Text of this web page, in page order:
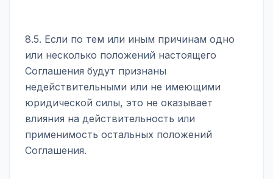
8.5. Если по тем или иным причинам одно
или несколько положений настоящего
Соглашения будут признаны
недействительными или не имеющими
юридической силы, это не оказывает
влияния на действительность или
применимость остальных положений
Соглашения.